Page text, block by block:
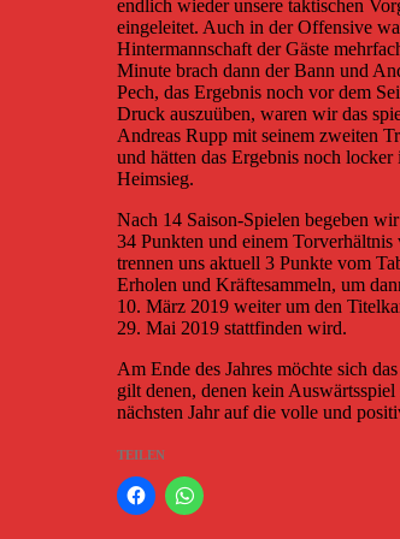
endlich wieder unsere taktischen
eingeleitet. Auch in der Offensive
Hintermannschaft der Gäste
Minute brach dann der Bann und
Pech, das Ergebnis noch vor dem
Druck auszuüben, waren wir das
Andreas Rupp mit seinem zweiten
und hätten das Ergebnis noch
Heimsieg.
Nach 14 Saison-Spielen begeben
34 Punkten und einem
trennen uns aktuell 3 Punkte vom
Erholen und Kräftesammeln, um
10. März 2019 weiter um den
29. Mai 2019 stattfinden wird.
Am Ende des Jahres möchte sich
gilt denen, denen kein
nächsten Jahr auf die volle und
TEILEN